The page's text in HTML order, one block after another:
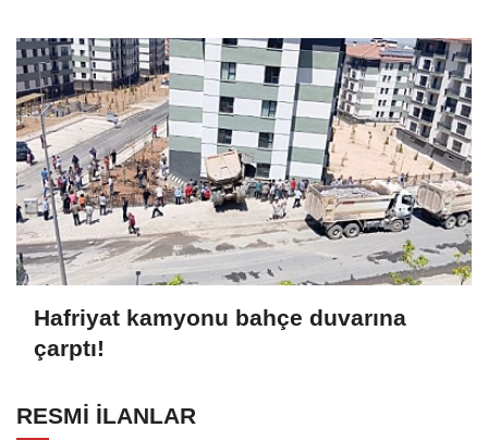
Hafriyat kamyonu bahçe duvarına
çarptı!
RESMİ İLANLAR